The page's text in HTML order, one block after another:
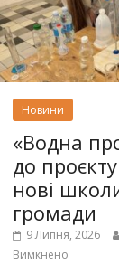
Новини
«Водна
до
нові
громади
9 Липня, 2026
Вимкнено